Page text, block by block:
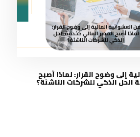
إلى وضوح القرار: لماذا أصبح
الحل الذكي للشركات الناشئة؟